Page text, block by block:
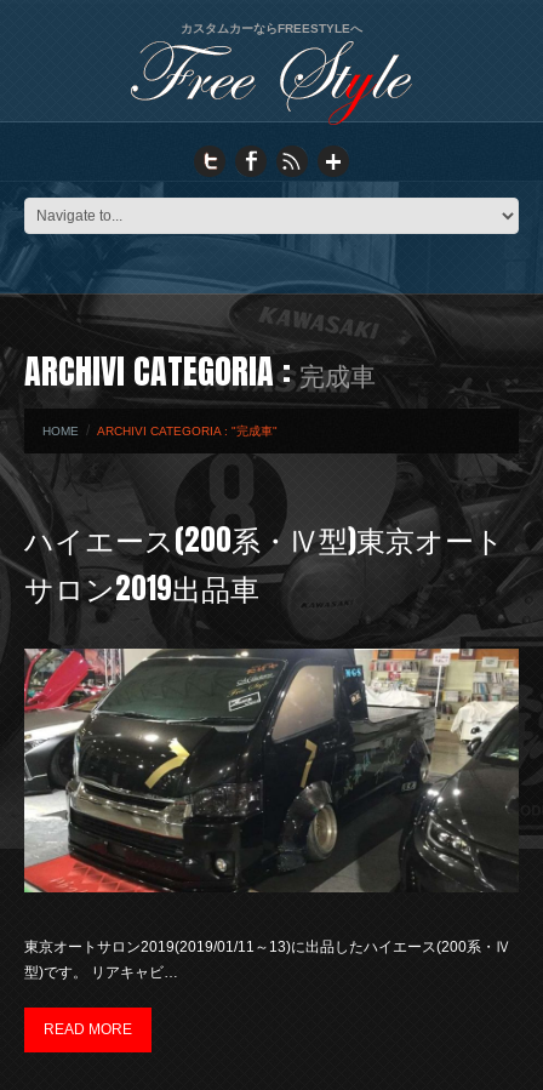
カスタムカーならFREESTYLEへ
ARCHIVI CATEGORIA :完成車
HOME ARCHIVI CATEGORIA : "完成車"
ハイエース(200系・Ⅳ型)東京オート
サロン2019出品車
東京オートサロン2019(2019/01/11～13)に出品したハイエース(200系・Ⅳ
型)です。 リアキャビ…
READ MORE